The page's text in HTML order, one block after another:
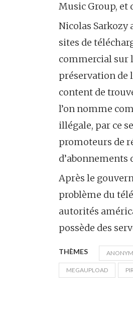
Music Group, et
Nicolas Sarkozy
sites de
commercial sur
préservation de
content de
l’on nomme
illégale, par ce
promoteurs de
d’abonnements
Après le
problème du
autorités
possède des
THÈMES
MEGAUPLOAD